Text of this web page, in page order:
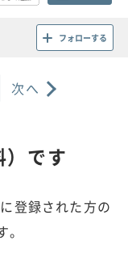
フォローする
次へ
です
登録された方の